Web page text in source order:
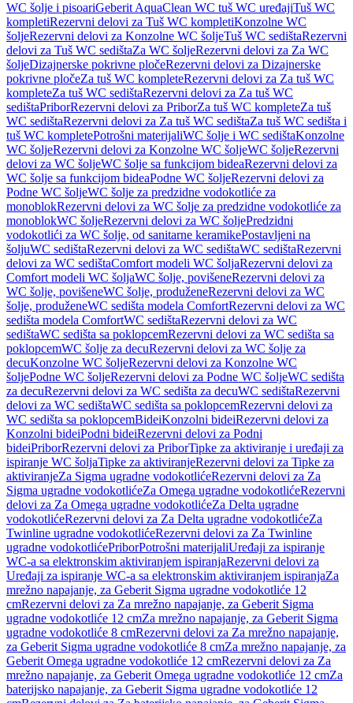
WC šolje i pisoariGeberit AquaClean WC tuš WC uređajiTuš WC
kompletiRezervni delovi za Tuš WC kompletiKonzolne WC
šoljeRezervni delovi za Konzolne WC šoljeTuš WC sedištaRezervni
delovi za Tuš WC sedištaZa WC šoljeRezervni delovi za Za WC
šoljeDizajnerske pokrivne pločeRezervni delovi za Dizajnerske
pokrivne pločeZa tuš WC kompleteRezervni delovi za Za tuš WC
kompleteZa tuš WC sedištaRezervni delovi za Za tuš WC
sedištaPriborRezervni delovi za PriborZa tuš WC kompleteZa tuš
WC sedištaRezervni delovi za Za tuš WC sedištaZa tuš WC sedišta i
tuš WC kompletePotrošni materijaliWC šolje i WC sedištaKonzolne
WC šoljeRezervni delovi za Konzolne WC šoljeWC šoljeRezervni
delovi za WC šoljeWC šolje sa funkcijom bideaRezervni delovi za
WC šolje sa funkcijom bideaPodne WC šoljeRezervni delovi za
Podne WC šoljeWC šolje za predzidne vodokotliće za
monoblokRezervni delovi za WC šolje za predzidne vodokotliće za
monoblokWC šoljeRezervni delovi za WC šoljePredzidni
vodokotlići za WC šolje, od sanitarne keramikePostavljeni na
šoljuWC sedištaRezervni delovi za WC sedištaWC sedištaRezervni
delovi za WC sedištaComfort modeli WC šoljaRezervni delovi za
Comfort modeli WC šoljaWC šolje, povišeneRezervni delovi za
WC šolje, povišeneWC šolje, produženeRezervni delovi za WC
šolje, produženeWC sedišta modela ComfortRezervni delovi za WC
sedišta modela ComfortWC sedištaRezervni delovi za WC
sedištaWC sedišta sa poklopcemRezervni delovi za WC sedišta sa
poklopcemWC šolje za decuRezervni delovi za WC šolje za
decuKonzolne WC šoljeRezervni delovi za Konzolne WC
šoljePodne WC šoljeRezervni delovi za Podne WC šoljeWC sedišta
za decuRezervni delovi za WC sedišta za decuWC sedištaRezervni
delovi za WC sedištaWC sedišta sa poklopcemRezervni delovi za
WC sedišta sa poklopcemBideiKonzolni bideiRezervni delovi za
Konzolni bideiPodni bideiRezervni delovi za Podni
bideiPriborRezervni delovi za PriborTipke za aktiviranje i uređaji za
ispiranje WC šoljaTipke za aktiviranjeRezervni delovi za Tipke za
aktiviranjeZa Sigma ugradne vodokotlićeRezervni delovi za Za
Sigma ugradne vodokotlićeZa Omega ugradne vodokotlićeRezervni
delovi za Za Omega ugradne vodokotlićeZa Delta ugradne
vodokotlićeRezervni delovi za Za Delta ugradne vodokotlićeZa
Twinline ugradne vodokotlićeRezervni delovi za Za Twinline
ugradne vodokotlićePriborPotrošni materijaliUređaji za ispiranje
WC-a sa elektronskim aktiviranjem ispiranjaRezervni delovi za
Uređaji za ispiranje WC-a sa elektronskim aktiviranjem ispiranjaZa
mrežno napajanje, za Geberit Sigma ugradne vodokotliće 12
cmRezervni delovi za Za mrežno napajanje, za Geberit Sigma
ugradne vodokotliće 12 cmZa mrežno napajanje, za Geberit Sigma
ugradne vodokotliće 8 cmRezervni delovi za Za mrežno napajanje,
za Geberit Sigma ugradne vodokotliće 8 cmZa mrežno napajanje, za
Geberit Omega ugradne vodokotliće 12 cmRezervni delovi za Za
mrežno napajanje, za Geberit Omega ugradne vodokotliće 12 cmZa
baterijsko napajanje, za Geberit Sigma ugradne vodokotliće 12